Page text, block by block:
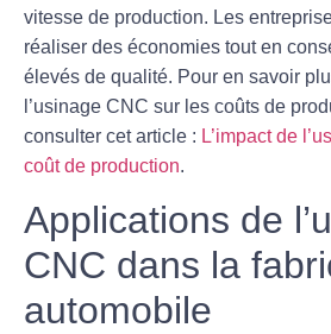
vitesse de production. Les
réaliser des économies tout en
élevés de qualité. Pour en savoir
l’usinage CNC sur les coûts de
consulter cet article : L’impact de
coût de production.
Applications de
CNC dans la
automobile